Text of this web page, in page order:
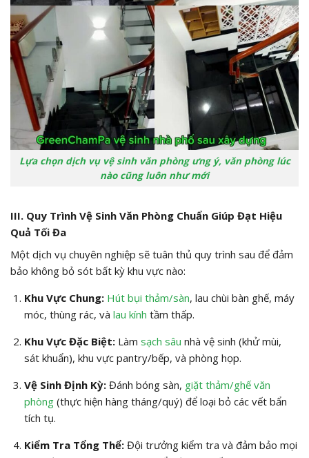
Lựa chọn dịch vụ vệ sinh văn phòng ưng ý, văn phòng lúc
nào cũng luôn như mới
III. Quy Trình Vệ Sinh Văn Phòng Chuẩn Giúp Đạt Hiệu
Quả Tối Đa
Một dịch vụ chuyên nghiệp sẽ tuân thủ quy trình sau để đảm
bảo không bỏ sót bất kỳ khu vực nào:
Khu Vực Chung: Hút bụi thảm/sàn, lau chùi bàn ghế, máy
móc, thùng rác, và lau kính tầm thấp.
Khu Vực Đặc Biệt:Làm sạch sâu nhà vệ sinh (khử mùi,
sát khuẩn), khu vực pantry/bếp, và phòng họp.
Vệ Sinh Định Kỳ:Đánh bóng sàn, giặt thảm/ghế văn
phòng(thực hiện hàng tháng/quý) để loại bỏ các vết bẩn
tích tụ.
Kiểm Tra Tổng Thể:Đội trưởng kiểm tra và đảm bảo mọi